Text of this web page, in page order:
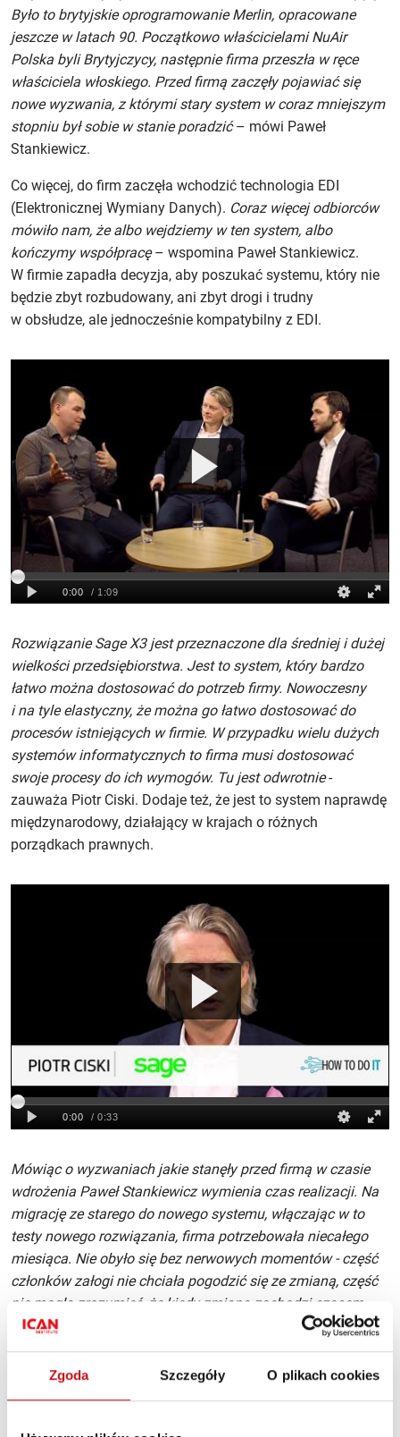
Zgoda Szczegóły O plikach cookies
Było to brytyjskie oprogramowanie Merlin, opracowane
jeszcze w latach 90. Początkowo właścicielami NuAir
Polska byli Brytyjczycy, następnie firma przeszła w ręce
właściciela włoskiego. Przed firmą zaczęły pojawiać się
nowe wyzwania, z którymi stary system w coraz mniejszym
stopniu był sobie w stanie poradzić– mówi Paweł
Stankiewicz.
Co więcej, do firm zaczęła wchodzić technologia EDI
(Elektronicznej Wymiany Danych). Coraz więcej odbiorców
mówiło nam, że albo wejdziemy w ten system, albo
kończymy współpracę– wspomina Paweł Stankiewicz.
W firmie zapadła decyzja, aby poszukać systemu, który nie
będzie zbyt rozbudowany, ani zbyt drogi i trudny
w obsłudze, ale jednocześnie kompatybilny z EDI.
Rozwiązanie Sage X3 jest przeznaczone dla średniej i dużej
wielkości przedsiębiorstwa. Jest to system, który bardzo
łatwo można dostosować do potrzeb firmy. Nowoczesny
i na tyle elastyczny, że można go łatwo dostosować do
procesów istniejących w firmie. W przypadku wielu dużych
systemów informatycznych to firma musi dostosować
swoje procesy do ich wymogów. Tu jest odwrotnie-
zauważa Piotr Ciski. Dodaje też, że jest to system naprawdę
międzynarodowy, działający w krajach o różnych
porządkach prawnych.
Mówiąc o wyzwaniach jakie stanęły przed firmą w czasie
wdrożenia Paweł Stankiewicz wymienia czas realizacji. Na
migrację ze starego do nowego systemu, włączając w to
testy nowego rozwiązania, firma potrzebowała niecałego
miesiąca. Nie obyło się bez nerwowych momentów - część
członków załogi nie chciała pogodzić się ze zmianą, część
nie mogła zrozumieć, że kiedy zmiana zachodzi czasem
trzeba pewne czynności powtórzyć, okresowo trzeba się
nastawić na nieco większy wysiłek. To rodziło rozmaite
stresowe sytuacje, jednak mimo tego, wdrożenie przebiegło
Jak dodaje Piotr Ciski, sukces wdrożenia w firmie NuAir to